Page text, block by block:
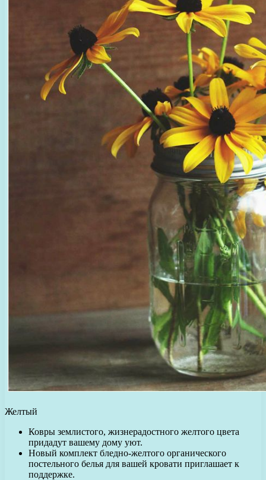
Желтый
Ковры землистого, жизнерадостного желтого цвета
придадут вашему дому уют.
Новый комплект бледно-желтого органического
постельного белья для вашей кровати приглашает к
поддержке.